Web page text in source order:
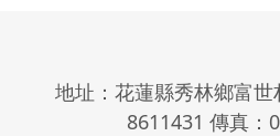
地址：花蓮縣秀林鄉富
8611431 傳真：